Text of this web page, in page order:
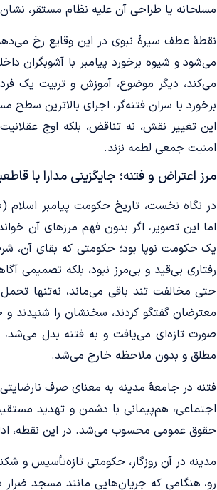
مسلحانه یا طراحی آن علیه نظام مستقر،
نقطۀ عطف سیرۀ نبوی در این وقایع رخ
می‌شود و شیوه برخورد پیامبر با آشوبگران
می‌کند، دیگر موضوع، آموزش و تربیت یک
برخورد با سران فتنه‌گر، اجرای بالاترین سطح
این تغییر نقش، نه تناقض، بلکه اوج
امنیت جمعی لطمه نزند.
مرز اعتراض و فتنه؛ جایگزینی مدارا با
در نگاه نخست، تاریخ حکومت پیامبر
اما این تصویر، اگر بدون فهم مرزهای آن
یک حکومت نوپا بود؛ حکومتی که بقای آن،
رفتاری بی‌قید و بی‌مرز نبود، بلکه تصمیمی
حتی مخالفت تند باقی می‌ماند، نه‌تنها
معترضان گفتگو کردند، سخنشان را شنیدند
صورت تازه‌ای می‌یافت و به فتنه بدل می‌شد،
مطلق و بدون ملاحظه خارج می‌شد.
فتنه در جامعۀ مدینه به معنای صرف نارضایتی
اجتماعی، هم‌پیمانی با دشمن و تهدید
حقوق عمومی محسوب می‌شد. در این نقطه،
مدینه در آن روزگار، حکومتی تازه‌تأسیس و
رو، هنگامی که جریان‌هایی مانند مسجد